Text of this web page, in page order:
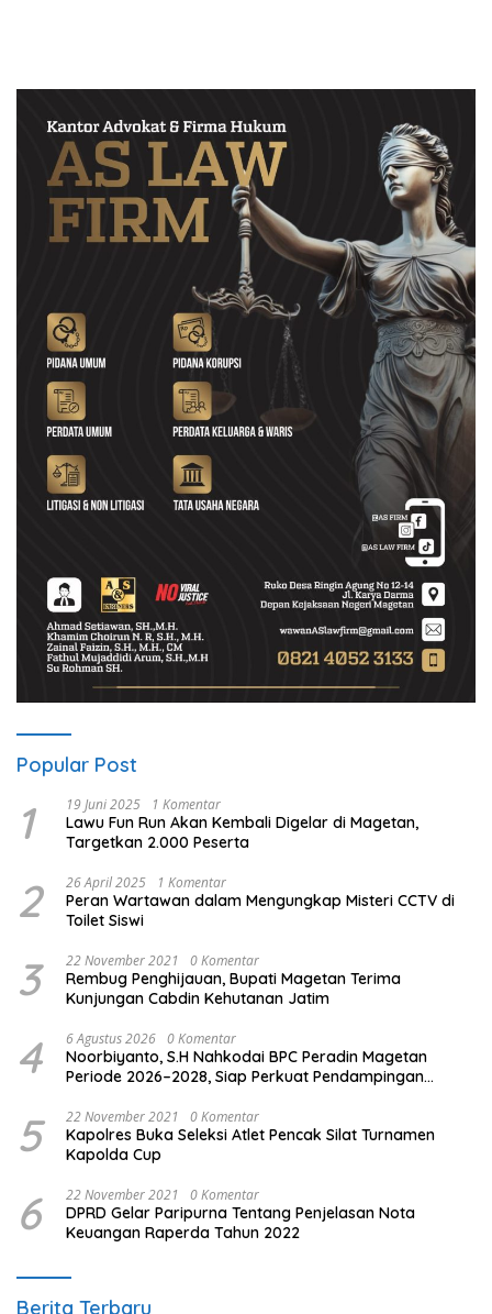
Popular Post
1 19 Juni 2025 1 Komentar
Lawu Fun Run Akan Kembali Digelar di Magetan,
Targetkan 2.000 Peserta
2 26 April 2025 1 Komentar
Peran Wartawan dalam Mengungkap Misteri CCTV di
Toilet Siswi
3 22 November 2021 0 Komentar
Rembug Penghijauan, Bupati Magetan Terima
Kunjungan Cabdin Kehutanan Jatim
4 6 Agustus 2026 0 Komentar
Noorbiyanto, S.H Nahkodai BPC Peradin Magetan
Periode 2026–2028, Siap Perkuat Pendampingan
5 22 November 2021 0 Komentar
Kapolres Buka Seleksi Atlet Pencak Silat Turnamen
Kapolda Cup
6 22 November 2021 0 Komentar
DPRD Gelar Paripurna Tentang Penjelasan Nota
Keuangan Raperda Tahun 2022
Berita Terbaru